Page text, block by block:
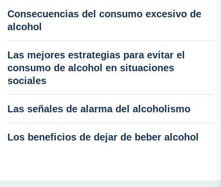
Consecuencias del consumo excesivo de
alcohol
Las mejores estrategias para evitar el
consumo de alcohol en situaciones
sociales
Las señales de alarma del alcoholismo
Los beneficios de dejar de beber alcohol